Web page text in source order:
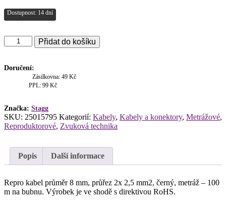
Dostupnost: 14 dní
Stagg
ROLL
reproduktorový
100
m
cívka
Přidat do košíku
Doručení:
Zásilkovna: 49 Kč
PPL: 99 Kč
Značka: Stagg
SKU: 25015795 Kategorií: Kabely, Kabely a konektory, Metrážové,
Reproduktorové, Zvuková technika
Popis Další informace
Repro kabel průměr 8 mm, průřez 2x 2,5 mm2, černý, metráž – 100
m na bubnu. Výrobek je ve shodě s direktivou RoHS.